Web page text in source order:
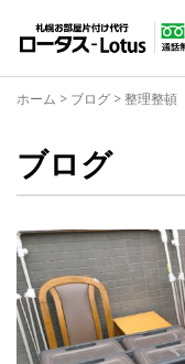
ホーム > ブログ >整理整頓
ブログ